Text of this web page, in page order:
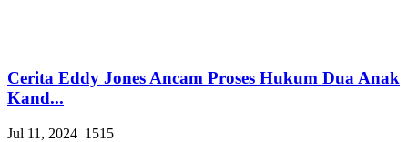
Cerita Eddy Jones Ancam Proses Hukum Dua Anak
Kand...
Jul 11, 2024 1515